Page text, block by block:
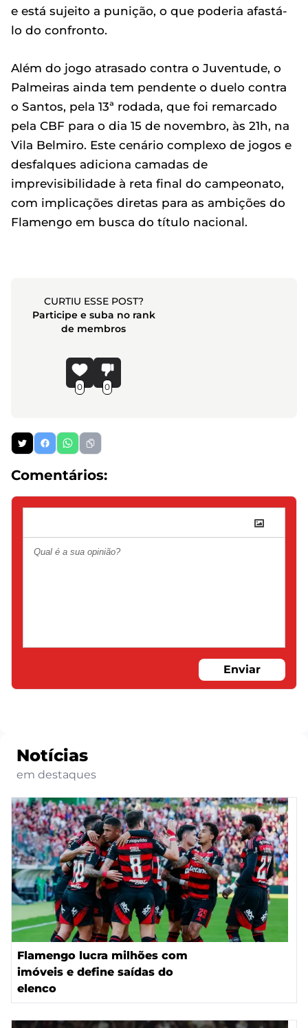
e está sujeito a punição, o que poderia afastá-
lo do confronto.
Além do jogo atrasado contra o Juventude, o
Palmeiras ainda tem pendente o duelo contra
o Santos, pela 13ª rodada, que foi remarcado
pela CBF para o dia 15 de novembro, às 21h, na
Vila Belmiro. Este cenário complexo de jogos e
desfalques adiciona camadas de
imprevisibilidade à reta final do campeonato,
com implicações diretas para as ambições do
Flamengo em busca do título nacional.
CURTIU ESSE POST?
Participe e suba no rank
de membros
0 0
Comentários:
Enviar
Notícias
em destaques
Flamengo lucra milhões com
imóveis e define saídas do
elenco